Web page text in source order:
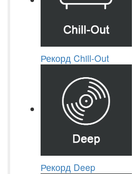
Рекорд Chill-Out
Рекорд Deep